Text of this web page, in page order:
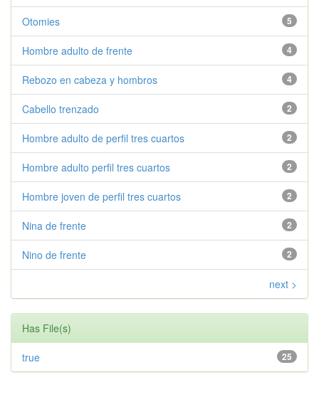
5
Otomies
4
Hombre adulto de frente
4
Rebozo en cabeza y hombros
2
Cabello trenzado
2
Hombre adulto de perfil tres cuartos
2
Hombre adulto perfil tres cuartos
2
Hombre joven de perfil tres cuartos
2
Nina de frente
2
Nino de frente
next >
Has File(s)
25
true